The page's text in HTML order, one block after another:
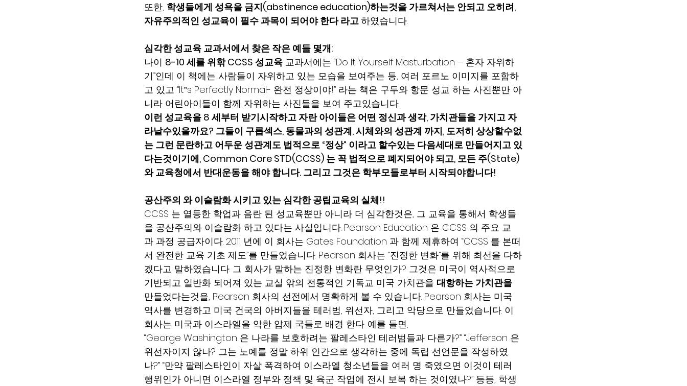
또한, 학생들에게 성욕을 금지(abstinence education)하는것을 가르쳐서는 안되고 오히려,
자유주의적인 성교육이 필수 과목이 되어야 한다 라고 하였습니다.
심각한 성교육 교과서에서 찾은 작은 예들 몇개:
나이 8-10 세를 위핚 CCSS 성교육 교과서에는 “Do It Yourself Masturbation – 혼자 자위하
기”인데 이 책에는 사람들이 자위하고 있는 모습을 보여주는 등, 여러 포르노 이미지를 포함하
고 있고 “It‟s Perfectly Normal- 완전 정상이야!” 라는 책은 구두와 항문 성교 하는 사진뿐만 아
니라 어린아이들이 함께 자위하는 사진들을 보여 주고있습니다.
이런 성교육을 8 세부터 받기시작하고 자란 아이들은 어떤 정신과 생각, 가치관들을 가지고 자
라날수있을까요? 그들이 구릅섹스, 동물과의 성관계, 시체와의 성관계 까지, 도저히 상상할수없
는 그런 문란하고 어두운 성관계도 법적으로 “정상” 이라고 할수있는 다음세대로 만들어지고 있
다는것이기에, Common Core STD(CCSS) 는 꼭 법적으로 폐지되어야 되고, 모든 주(State)
와 교육청에서 반대운동을 해야 합니다. 그리고 그것은 학부모들로부터 시작되야합니다!
공산주의 와 이슬람화 시키고 있는 심각한 공립교육의 실체!!
CCSS 는 열등한 학업과 음란 된 성교육뿐만 아니라 더 심각한것은, 그 교육을 통해서 학생들
을 공산주의와 이슬람화 하고 있다는 사실입니다. Pearson Education 은 CCSS 의 주요 교
과 과정 공급자이다. 2011 년에 이 회사는 Gates Foundation 과 함께 제휴하여 “CCSS 를 본떠
서 완전한 교육 기초 제도”를 만들었습니다. Pearson 회사는 “진정한 변화”를 위해 최선을 다하
겠다고 말하였습니다. 그 회사가 말하는 진정한 변화란 무엇인가? 그것은 미국이 역사적으로
기반되고 일반화 되어져 있는 교실 앆의 전통적인 기독교 미국 가치관을 대항하는 가치관을
만들었다는것을, Pearson 회사의 선전에서 명확하게 볼 수 있습니다. Pearson 회사는 미국
역사를 변경하고 미국 건국의 아버지들을 테러범, 위선자, 그리고 악당으로 만들었습니다. 이
회사는 미국과 이스라엘을 악한 압제 국들로 배경 한다. 예를 들면,
“George Washington 은 나라를 보호하려는 팔레스타인 테러범들과 다른가?” “Jefferson 은
위선자이지 않나? 그는 노예를 정말 하위 인간으로 생각하는 중에 독립 선언문을 작성하였
나?” “만약 팔레스타인이 자살 폭격하여 이스라엘 청소년들을 여러 명 죽였으면 이것이 테러
행위인가 아니면 이스라엘 정부와 정책 및 육군 작업에 전시 보복 하는 것이였나?” 등등, 학생